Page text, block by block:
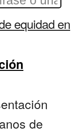
equidad en
de